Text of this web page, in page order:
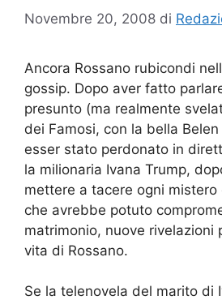
Novembre 20, 2008 di
Ancora Rossano rubicondi
gossip. Dopo aver fatto
presunto (ma realmente
dei Famosi, con la bella
esser stato perdonato in
la milionaria Ivana Trump,
mettere a tacere ogni mistero
che avrebbe potuto
matrimonio, nuove rivelazioni
vita di Rossano.
Se la telenovela del marito di